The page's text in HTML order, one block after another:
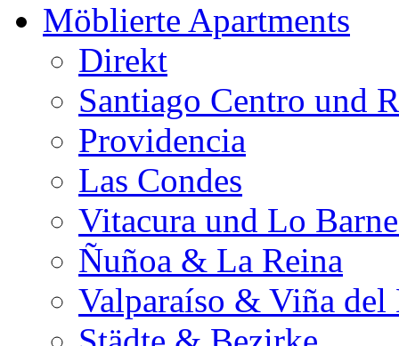
Möblierte Apartments
Direkt
Santiago Centro und
Providencia
Las Condes
Vitacura und Lo
Ñuñoa & La Reina
Valparaíso & Viña del